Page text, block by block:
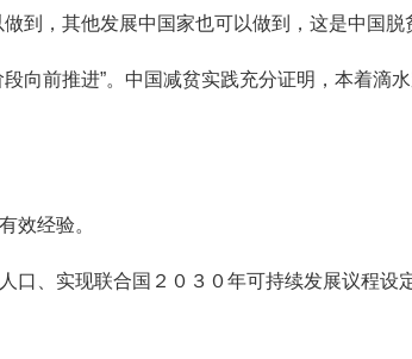
，其他发展中国家也可以做到，这是中国脱
前推进”。中国减贫实践充分证明，本着滴
效经验。
、实现联合国２０３０年可持续发展议程设